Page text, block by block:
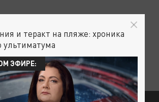
и теракт на пляже: хроника
ультиматума
ЭФИРЕ: